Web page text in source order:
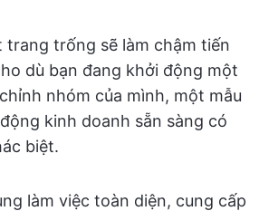
trang trống sẽ làm chậm tiến
dù bạn đang khởi động một
nhóm của mình, một mẫu
kinh doanh sẵn sàng có
biệt.
làm việc toàn diện, cung cấp